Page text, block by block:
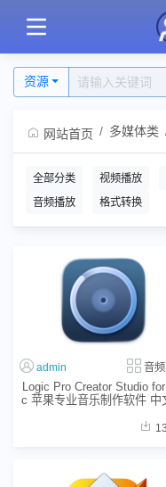
资源
网站首页 多媒体类
全部分类 视频播放
音频播放
格式转换
admin 音
Logic Pro Creator Studio
c 苹果专业音乐制作软件 中